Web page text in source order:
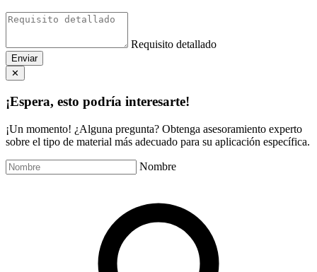
Requisito detallado
Enviar
✕
¡Espera, esto podría interesarte!
¡Un momento! ¿Alguna pregunta? Obtenga asesoramiento experto
sobre el tipo de material más adecuado para su aplicación específica.
Nombre